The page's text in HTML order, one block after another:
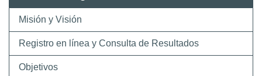
Misión y Visión
Registro en línea y Consulta de Resultados
Objetivos